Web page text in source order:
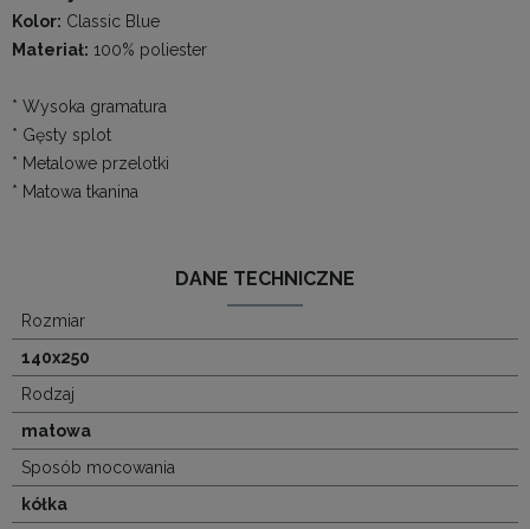
Kolor: Classic Blue
Materiał: 100% poliester
* Wysoka gramatura
* Gęsty splot
* Metalowe przelotki
* Matowa tkanina
DANE TECHNICZNE
Rozmiar
140x250
Rodzaj
matowa
Sposób mocowania
kółka